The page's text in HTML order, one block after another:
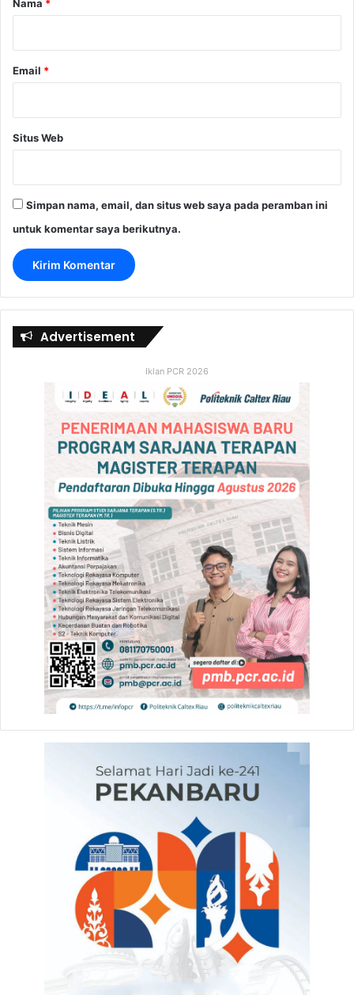
Nama *
Email *
Situs Web
Simpan nama, email, dan situs web saya pada peramban ini
untuk komentar saya berikutnya.
Advertisement
Iklan PCR 2026